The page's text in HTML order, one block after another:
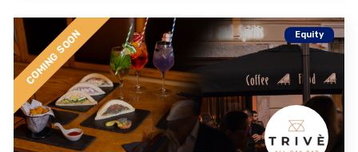
COMING SOON Equity